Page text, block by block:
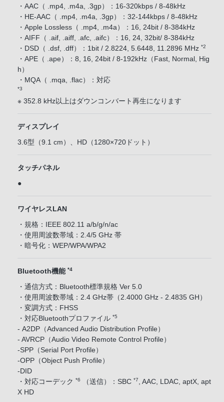
・AAC（ .mp4, .m4a, .3gp）：16-320kbps / 8-48kHz
・HE-AAC（ .mp4, .m4a, .3gp）：32-144kbps / 8-48kHz
・Apple Lossless（ .mp4, .m4a）：16, 24bit / 8-384kHz
・AIFF（ .aif, .aiff, .afc, .aifc）：16, 24, 32bit/ 8-384kHz
・DSD（ .dsf, .dff）：1bit / 2.8224, 5.6448, 11.2896 MHz *2
・APE（ .ape）：8, 16, 24bit / 8-192kHz（Fast, Normal, Hig
h）
・MQA（ .mqa, .flac）：対応
*3
※ 352.8 kHz以上はダウンコンバート再生になります
ディスプレイ
3.6型（9.1 cm）、HD（1280×720ドット）
タッチパネル
●
ワイヤレスLAN
・規格：IEEE 802.11 a/b/g/n/ac
・使用周波数帯域：2.4/5 GHz 帯
・暗号化：WEP/WPA/WPA2
Bluetooth機能 *4
・通信方式：Bluetooth標準規格 Ver 5.0
・使用周波数帯域：2.4 GHz帯（2.4000 GHz - 2.4835 GH）
・変調方式：FHSS
・対応Bluetoothプロファイル *5
- A2DP（Advanced Audio Distribution Profile）
- AVRCP（Audio Video Remote Control Profile）
-SPP（Serial Port Profile）
-OPP（Object Push Profile）
-DID
・対応コーデック *6 （送信）：SBC *7
, AAC, LDAC, aptX, apt
X HD